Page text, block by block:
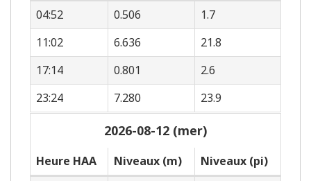
04:52
0.506
1.7
11:02
6.636
21.8
17:14
0.801
2.6
23:24
7.280 23.9
2026-08-12 (mer)
Heure HAA Niveaux (m)
Niveaux (pi)